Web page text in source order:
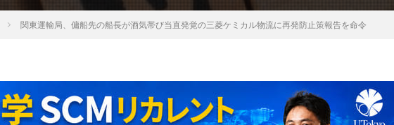
関東運輸局、傭船先の船長が酒気帯び当直発覚の三菱ケミカル物流に再発防止策報告を命令